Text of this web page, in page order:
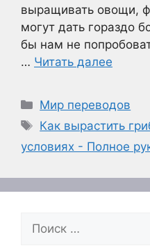
выращивать овощи,
могут дать гораздо
бы нам не
… Читать далее
Рубрики
Мир переводов
Метки
Как вырастить
условиях - Полное
Поиск: